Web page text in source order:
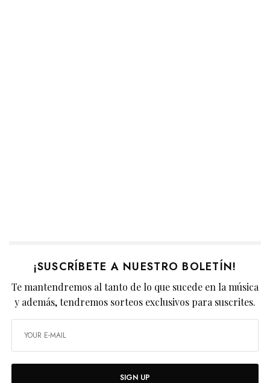
¡SUSCRÍBETE A NUESTRO BOLETÍN!
Te mantendremos al tanto de lo que sucede en la música
y además, tendremos sorteos exclusivos para suscrites.
SIGN UP